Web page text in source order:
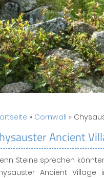
» Cornwall »
Ancient
Steine sprechen
Ancient Village